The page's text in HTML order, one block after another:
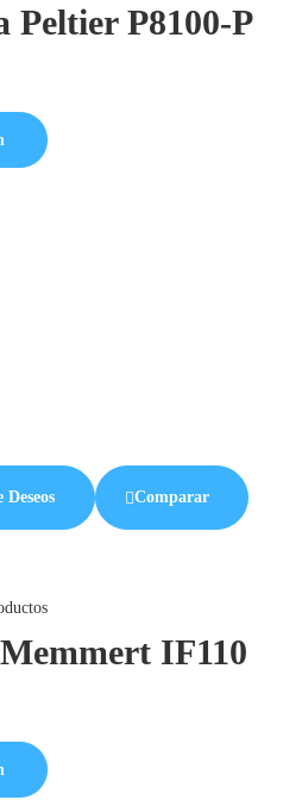
Peltier P8100-P
Comparar
IF110